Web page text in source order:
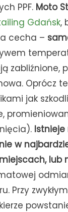
PPF. Moto
Gdańsk,
cecha –
zabliźnione,
Oprócz
jak
Istnieje
w
lub
Przy zwykłym